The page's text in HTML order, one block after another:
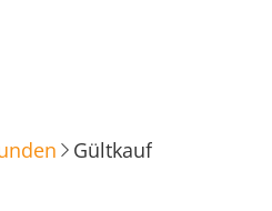
Gültkauf